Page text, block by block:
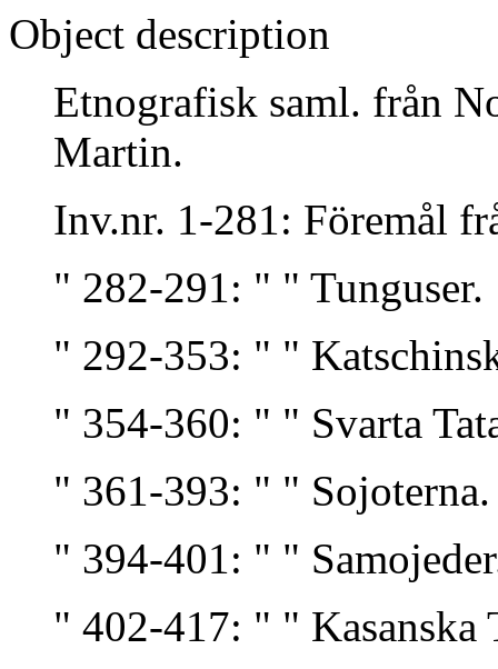
Object description
Etnografisk saml. från
Martin.
Inv.nr. 1-281: Föremål
" 282-291: " " Tunguser.
" 292-353: " "
" 354-360: " " Svarta
" 361-393: " " Sojoterna.
" 394-401: " "
" 402-417: " " Kasanska